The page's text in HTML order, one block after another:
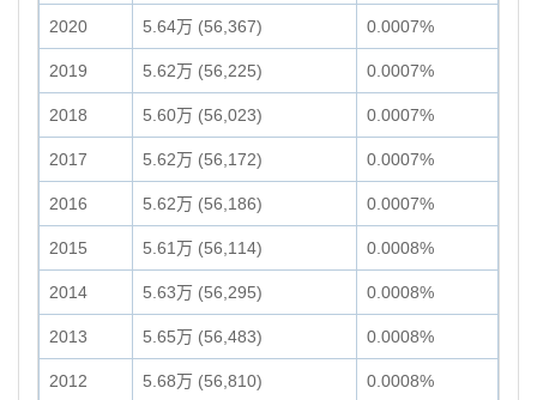
2020 5.64万 (56,367) 0.0007%
2019 5.62万 (56,225) 0.0007%
2018 5.60万 (56,023) 0.0007%
2017 5.62万 (56,172) 0.0007%
2016 5.62万 (56,186) 0.0007%
2015 5.61万 (56,114) 0.0008%
2014 5.63万 (56,295) 0.0008%
2013 5.65万 (56,483) 0.0008%
2012 5.68万 (56,810) 0.0008%